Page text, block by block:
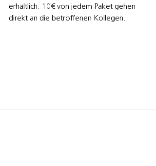
erhältlich. 10€ von jedem Paket gehen
direkt an die betroffenen Kollegen.